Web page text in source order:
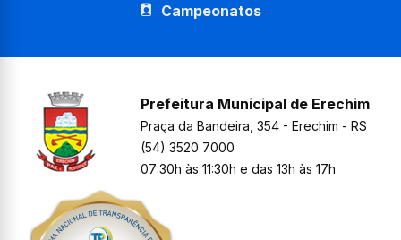
Campeonatos
Prefeitura Municipal de Erechim
Praça da Bandeira, 354 - Erechim - RS
(54) 3520 7000
07:30h às 11:30h e das 13h às 17h